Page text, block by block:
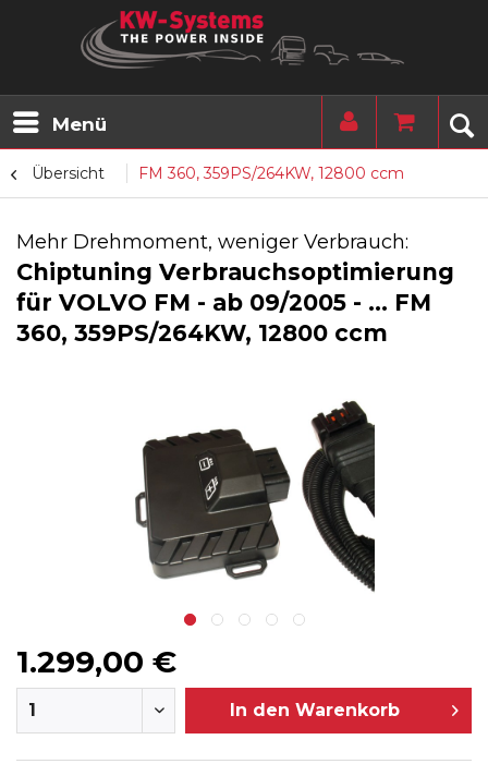
Menü
Übersicht FM 360, 359PS/264KW, 12800 ccm
Mehr Drehmoment, weniger Verbrauch:
Chiptuning Verbrauchsoptimierung
für VOLVO FM - ab 09/2005 - ... FM
360, 359PS/264KW, 12800 ccm
1.299,00 €
In den Warenkorb